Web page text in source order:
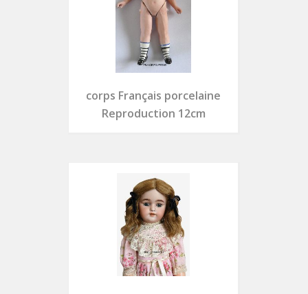
corps Français porcelaine
Reproduction 12cm